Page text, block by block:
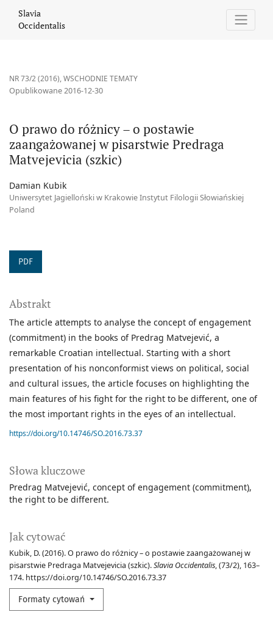
Slavia
Occidentalis
NR 73/2 (2016),WSCHODNIE TEMATY
O prawo do różnicy – o postawie
zaangażowanej w pisarstwie Predraga
Matvejevicia (szkic)
Opublikowane 2016-12-30
Damian Kubik
Uniwersytet Jagielloński w Krakowie Instytut Filologii Słowiańskiej
Poland
PDF
Słowa kluczowe
Predrag Matvejević concept of engagement (commitment)
the right to be different.
Jak cytować
Kubik, D. (2016). O prawo do różnicy – o postawie zaangażowanej w
pisarstwie Predraga Matvejevicia (szkic).Slavia Occidentalis, (73/2), 163–
174. https://doi.org/10.14746/SO.2016.73.37
Formaty cytowań
Abstrakt
The article attempts to analyse the concept of engagement
(commitment) in the books of Predrag Matvejević, a
remarkable Croatian intellectual. Starting with a short
presentation of his nonconformist views on political, social
and cultural issues, the article focuses on highlighting the
main features of his fight for the right to be different, one of
the most important rights in the eyes of an intellectual.
https://doi.org/10.14746/SO.2016.73.37